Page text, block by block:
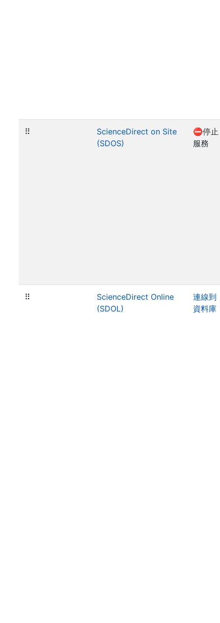
⠿
ScienceDirect on Site
(SDOS)
⛔停止
服務
⠿
ScienceDirect Online
(SDOL)
連線到
資料庫